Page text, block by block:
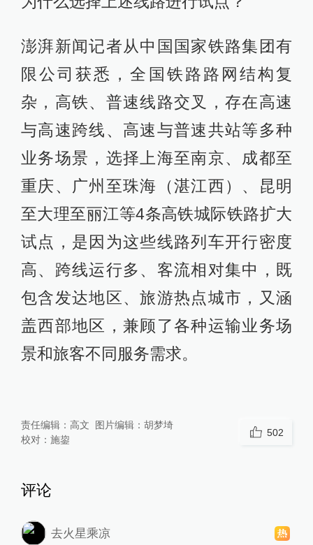
澎湃新闻记者从中国国家铁路集团有
限公司获悉，全国铁路路网结构复
杂，高铁、普速线路交叉，存在高速
与高速跨线、高速与普速共站等多种
业务场景，选择上海至南京、成都至
重庆、广州至珠海（湛江西）、昆明
至大理至丽江等4条高铁城际铁路扩大
试点，是因为这些线路列车开行密度
高、跨线运行多、客流相对集中，既
包含发达地区、旅游热点城市，又涵
盖西部地区，兼顾了各种运输业务场
景和旅客不同服务需求。
责任编辑： 高文 图片编辑： 胡梦埼
校对： 施鋆
502
评论
去火星乘凉